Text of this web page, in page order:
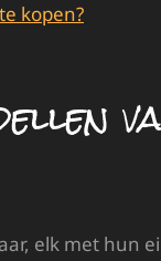
kopen?
elk met hun